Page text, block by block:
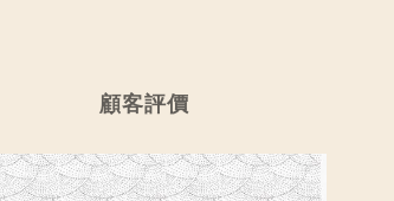
顧客評價